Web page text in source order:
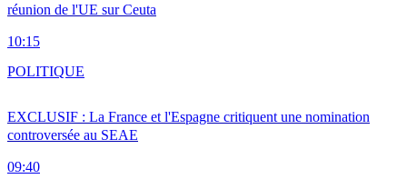
réunion de l'UE sur Ceuta
10:15
EXCLUSIF : La France et l'Espagne critiquent une nomination
controversée au SEAE
09:40
POLITIQUE